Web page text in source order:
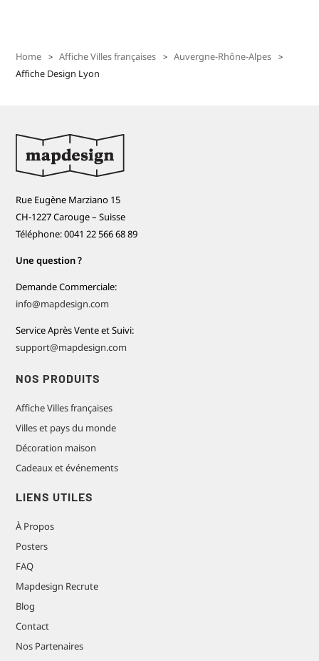
Home Affiche Villes françaises
Auvergne-Rhône-Alpes
Affiche Design Lyon
Rue Eugène Marziano 15
CH-1227 Carouge – Suisse
Téléphone: 0041 22 566 68 89
Une question ?
Demande Commerciale:
info@mapdesign.com
Service Après Vente et Suivi:
support@mapdesign.com
NOS PRODUITS
Affiche Villes françaises
Villes et pays du monde
Décoration maison
Cadeaux et événements
LIENS UTILES
À Propos
Posters
FAQ
Mapdesign Recrute
Blog
Contact
Nos Partenaires